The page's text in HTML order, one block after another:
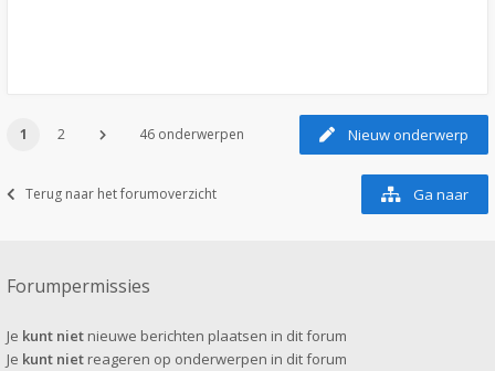
Nieuw onderwerp
1 2 46 onderwerpen
Terug naar het forumoverzicht Ga naar
Forumpermissies
Je kunt niet nieuwe berichten plaatsen in dit forum
Je kunt niet reageren op onderwerpen in dit forum